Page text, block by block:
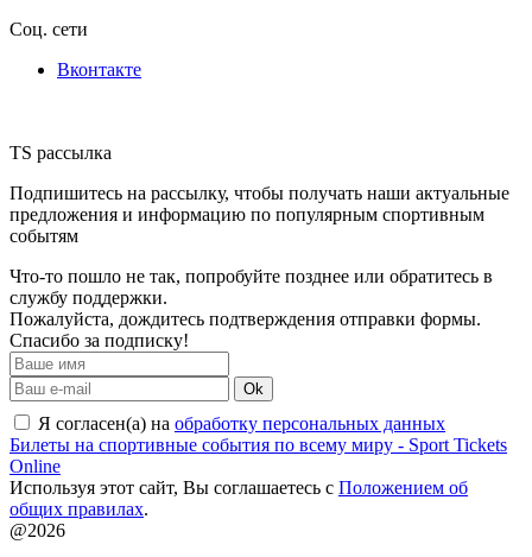
Соц. сети
Вконтакте
TS рассылка
Подпишитесь на рассылку, чтобы получать наши актуальные
предложения и информацию по популярным спортивным
событям
Что-то пошло не так, попробуйте позднее или обратитесь в
службу поддержки.
Пожалуйста, дождитесь подтверждения отправки формы.
Спасибо за подписку!
Ok
Я согласен(а) на обработку персональных данных
Билеты на спортивные события по всему миру - Sport Tickets
Online
Используя этот сайт, Вы соглашаетесь с Положением об
общих правилах.
@2026